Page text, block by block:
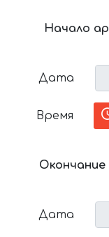
Начало
Дата
Время
Окончание
Дата